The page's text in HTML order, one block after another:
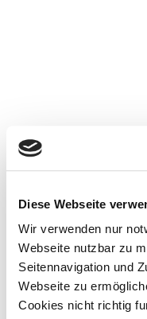
Diese Webseite
Wir verwenden nur
Webseite nutzbar zu
Seitennavigation und
Webseite zu
Cookies nicht richtig